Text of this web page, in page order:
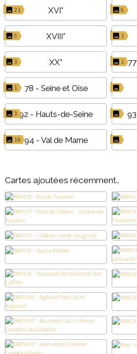
21 XVI° 6
5 XVIII° 1
3 XX° 1
1 78 - Seine et Oise
3 92 - Hauts-de-Seine
18 94 - Val de Marne
Cartes ajoutées récemment..